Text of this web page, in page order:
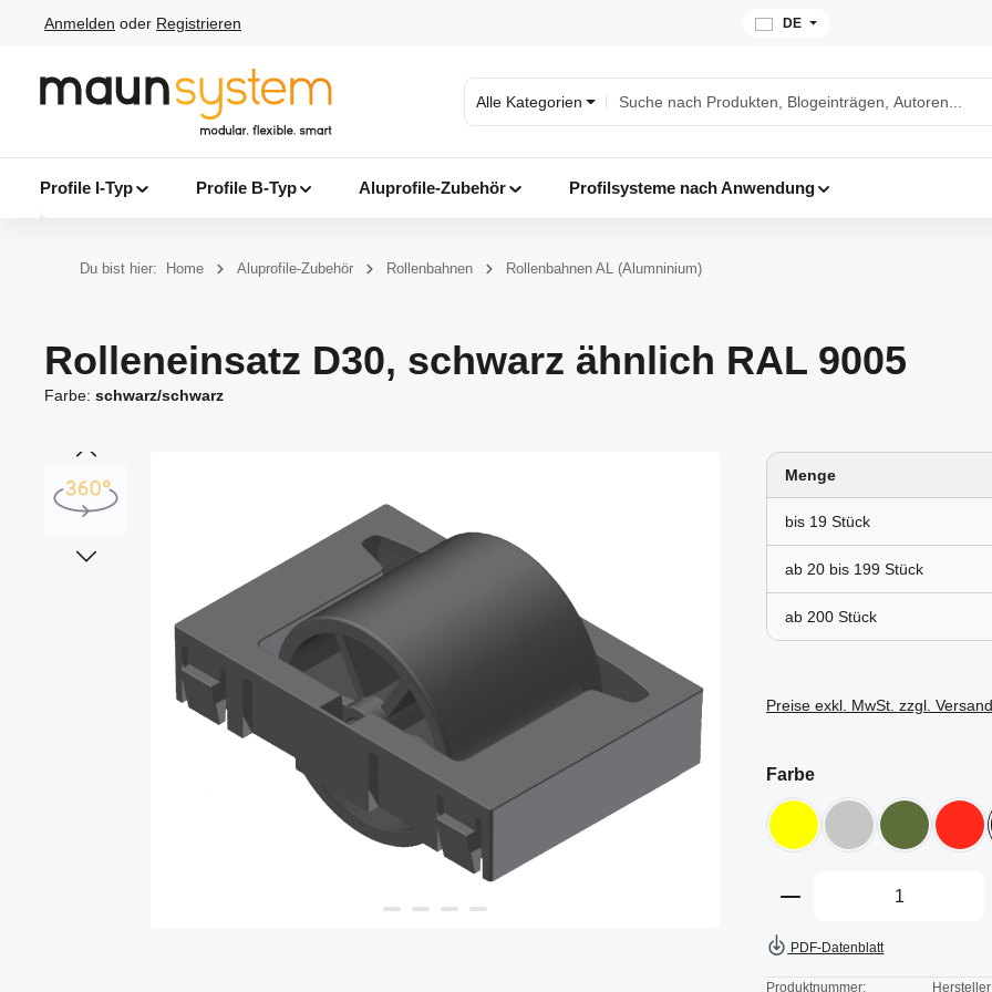
Hauptinhalt springen
Zur Suche springen
Zur Hauptnavigation springen
Anmelden oder Registrieren DE
Alle Kategorien
Profile I-Typ Profile B-Typ Aluprofile-Zubehör Profilsysteme nach Anwendung
Du bist hier: Home Aluprofile-Zubehör Rollenbahnen Rollenbahnen AL (Alumninium)
Rolleneinsatz D30, schwarz ähnlich RAL 9005
Farbe: schwarz/schwarz
Menge
bis 19
ab 20 bis 199
ab 200
Preise exkl. MwSt. zzgl.
Farbeauswählen
gelb /schwarz
grau/grau grün/ rot
Produkt Anzahl:
PDF-Datenblatt
Produktnummer: